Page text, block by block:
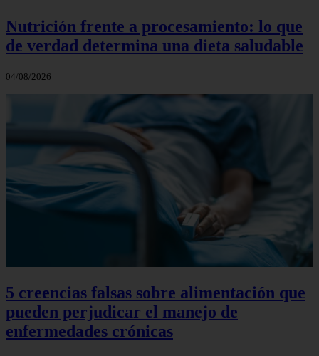
Nutrición frente a procesamiento: lo que
de verdad determina una dieta saludable
04/08/2026
5 creencias falsas sobre alimentación que
pueden perjudicar el manejo de
enfermedades crónicas